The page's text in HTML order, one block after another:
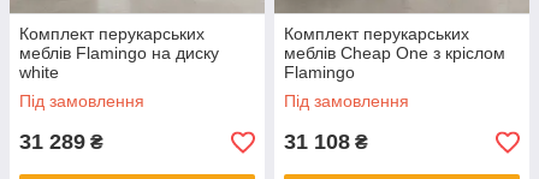
Комплект перукарських
меблів Flamingo на диску
white
Під замовлення
31 289 ₴
Комплект перукарських
меблів Cheap One з кріслом
Flamingo
Під замовлення
31 108 ₴